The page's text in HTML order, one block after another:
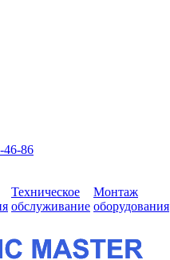
46-86
Техническое
обслуживание
Монтаж
оборудования